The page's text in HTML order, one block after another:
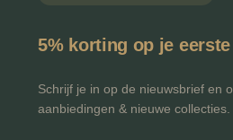
5% korting op je
Schrijf je in op de nieuwsbrief en
aanbiedingen & nieuwe collecties.